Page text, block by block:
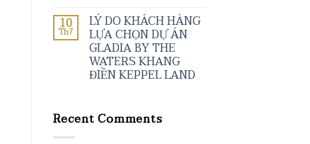
10
Th7
LÝ DO KHÁCH HÀNG
LỰA CHỌN DỰ ÁN
GLADIA BY THE
WATERS KHANG
ĐIỀN KEPPEL LAND
Recent Comments